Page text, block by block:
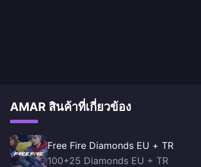
AMAR สินค้าที่เกี่ยวข้อง
Free Fire Diamonds EU + TR
100+25 Diamonds EU + TR